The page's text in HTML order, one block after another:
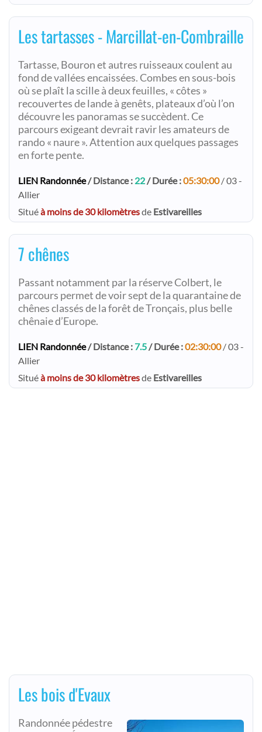
Les tartasses - Marcillat-en-Combraille
Tartasse, Bouron et autres ruisseaux coulent au
fond de vallées encaissées. Combes en sous-bois
où se plaît la scille à deux feuilles, « côtes »
recouvertes de lande à genêts, plateaux d’où l’on
découvre les panoramas se succèdent. Ce
parcours exigeant devrait ravir les amateurs de
rando « naure ». Attention aux quelques passages
en forte pente.
LIEN Randonnée/ Distance : 22/ Durée :05:30:00/ 03 -
Allier
Situéà moins de 30 kilomètresde Estivareilles
7 chênes
Passant notamment par la réserve Colbert, le
parcours permet de voir sept de la quarantaine de
chênes classés de la forêt de Tronçais, plus belle
chênaie d’Europe.
LIEN Randonnée/ Distance : 7.5/ Durée :02:30:00/ 03 -
Allier
Situéà moins de 30 kilomètresde Estivareilles
Les bois d'Evaux
Randonnée pédestre